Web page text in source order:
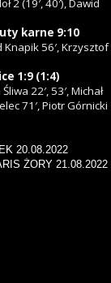
2 (19′, 40′), Dawid
karne 9:10
Knapik 56′, Krzysztof
1:9 (1:4)
22′, 53′, Michał
71′, Piotr Górnicki
20.08.2022
ŻORY 21.08.2022